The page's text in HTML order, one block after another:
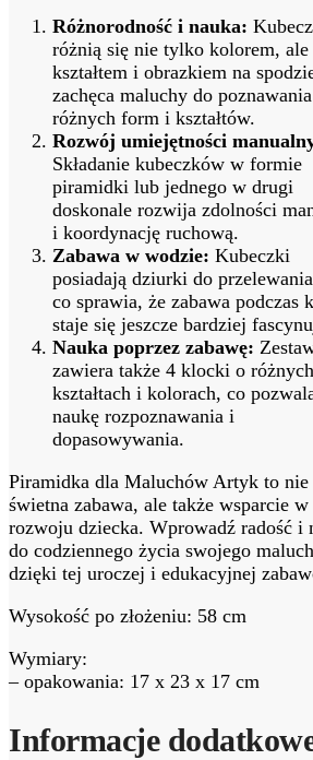
Różnorodność i nauka:
różnią się nie tylko kolorem, ale
kształtem i obrazkiem na
zachęca maluchy do poznawania
różnych form i kształtów.
Rozwój umiejętności
Składanie kubeczków w formie
piramidki lub jednego w drugi
doskonale rozwija zdolności
i koordynację ruchową.
Zabawa w wodzie: Kubeczki
posiadają dziurki do
co sprawia, że zabawa podczas
staje się jeszcze bardziej
Nauka poprzez zabawę:
zawiera także 4 klocki o różnych
kształtach i kolorach, co
naukę rozpoznawania i
dopasowywania.
Piramidka dla Maluchów Artyk to
świetna zabawa, ale także wsparcie w
rozwoju dziecka. Wprowadź radość i
do codziennego życia swojego
dzięki tej uroczej i edukacyjnej
Wysokość po złożeniu: 58 cm
Wymiary:
– opakowania: 17 x 23 x 17 cm
Informacje